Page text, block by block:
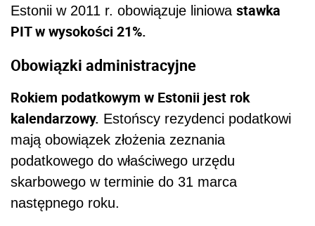
Estonii w 2011 r. obowiązuje liniowa stawka
PIT w wysokości 21%.
Obowiązki administracyjne
Rokiem podatkowym w Estonii jest rok
kalendarzowy. Estońscy rezydenci podatkowi
mają obowiązek złożenia zeznania
podatkowego do właściwego urzędu
skarbowego w terminie do 31 marca
następnego roku.